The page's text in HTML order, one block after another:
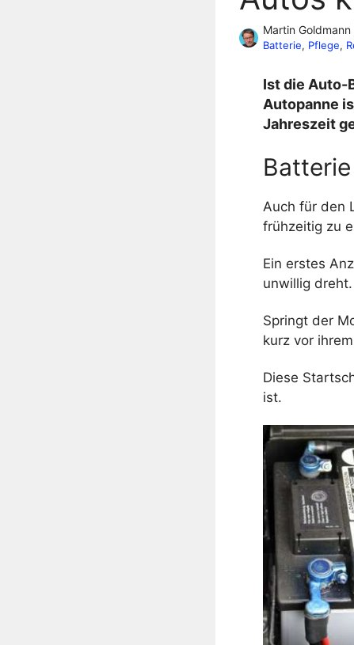
Martin Goldmann
Batterie, Pflege,
Ist die Auto-
Autopanne
Jahreszeit
Auch für den
frühzeitig zu
Ein erstes
unwillig dreht.
Springt der
kurz vor
Diese
ist.